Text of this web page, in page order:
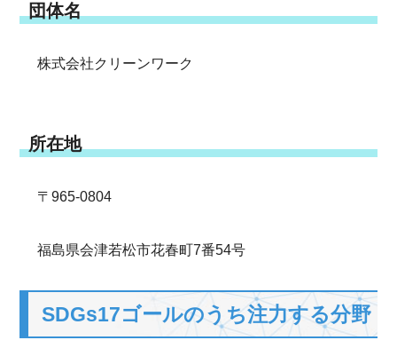
団体名
株式会社クリーンワーク
所在地
〒965-0804
福島県会津若松市花春町7番54号
SDGs17ゴールのうち注力する分野